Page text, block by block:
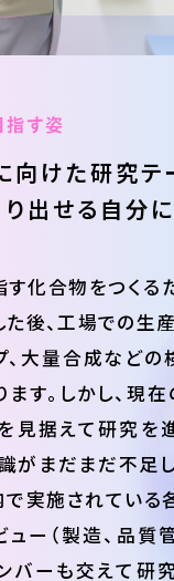
向けた研究テ
出せる 自分
す化合物をつくる
た後、工場での生
、大量合成などの
ます。しかし、現
見据えて研究を
がまだまだ不足し
で実施されている
ュー（製造、品質
バーも交えて研